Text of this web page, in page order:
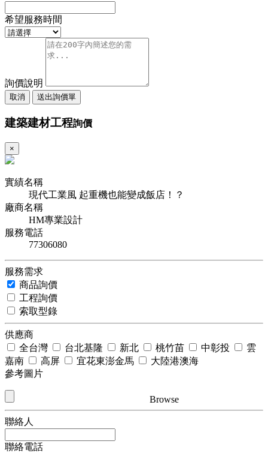
希望服務時間
詢價說明
取消 送出詢價單
建築建材工程詢價
×
實績名稱
現代工業風 起重機也能變成飯店！？
廠商名稱
HM專業設計
服務電話
77306080
服務需求
商品詢價
工程詢價
索取型錄
供應商
全台灣
台北基隆 新北 桃竹苗 中彰投
雲
嘉南
高屏 宜花東澎金馬
大陸港澳海
參考圖片
Browse
聯絡人
聯絡電話